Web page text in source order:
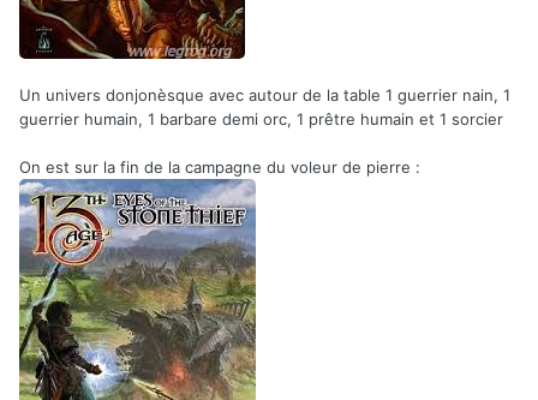
Un univers donjonèsque avec autour de la table 1 guerrier nain, 1
guerrier humain, 1 barbare demi orc, 1 prêtre humain et 1 sorcier
On est sur la fin de la campagne du voleur de pierre :